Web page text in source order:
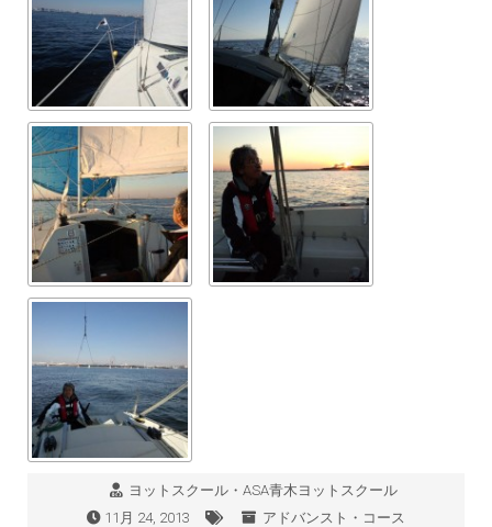
ヨットスクール・ASA青木ヨットスクール
11月 24, 2013
アドバンスト・コース